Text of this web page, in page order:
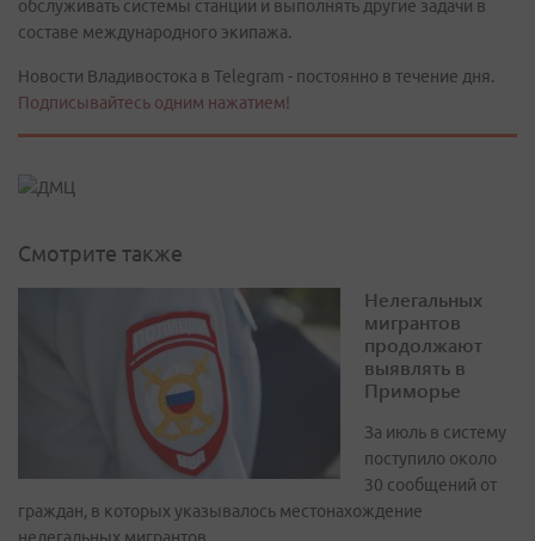
обслуживать системы станции и выполнять другие задачи в
составе международного экипажа.
Новости Владивостока в Telegram - постоянно в течение дня.
Подписывайтесь одним нажатием!
Смотрите также
Нелегальных
мигрантов
продолжают
выявлять в
Приморье
За июль в систему
поступило около
30 сообщений от
граждан, в которых указывалось местонахождение